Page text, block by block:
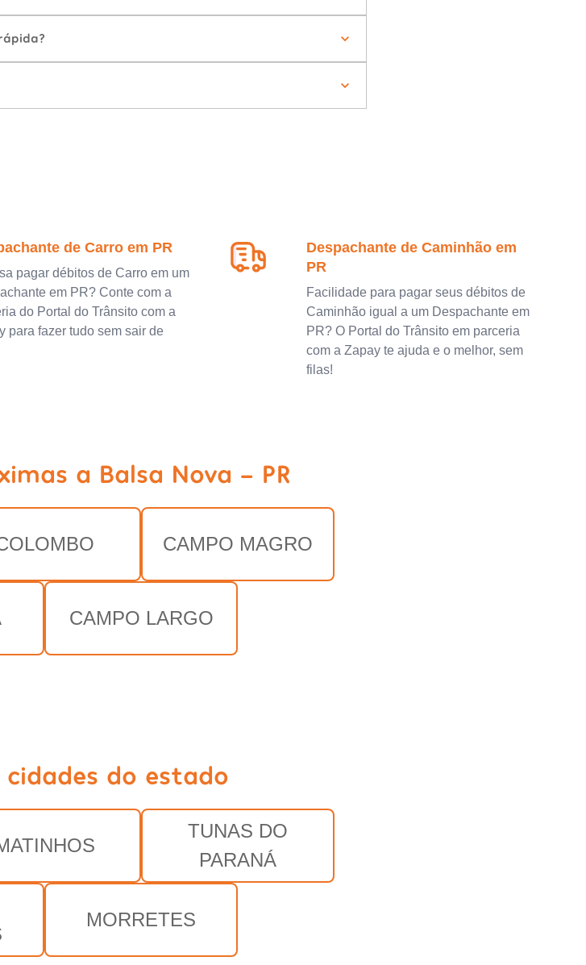
de Carro em PR
pagar débitos de Carro em um
em PR? Conte com a
do Portal do Trânsito com a
para fazer tudo sem sair de
Despachante de Caminhão em
PR
Facilidade para pagar seus débitos de
Caminhão igual a um Despachante em
PR? O Portal do Trânsito em parceria
com a Zapay te ajuda e o melhor, sem
filas!
a Balsa Nova - PR
CAMPO MAGRO
CAMPO LARGO
do estado
TUNAS DO
PARANÁ
MORRETES